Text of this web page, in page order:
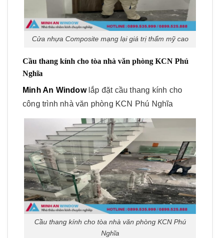
Cửa nhựa Composite mạng lại giá trị thẩm mỹ cao
Cầu thang kính cho tòa nhà văn phòng KCN Phú
Nghĩa
Minh An Windowlắp đặt cầu thang kính cho
công trình nhà văn phòng KCN Phú Nghĩa
Cầu thang kính cho tòa nhà văn phòng KCN Phú
Nghĩa